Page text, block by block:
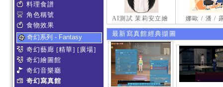
料理食譜
角色稱號
食物效果
奇幻系列 - Fantasy
奇幻藝廊 [精華] [廣場]
奇幻繪圖館
奇幻音樂廳
奇幻寫真館
AI測試 茉莉安立繪 娜歐 / 潘 /
最新寫真館經典擷圖